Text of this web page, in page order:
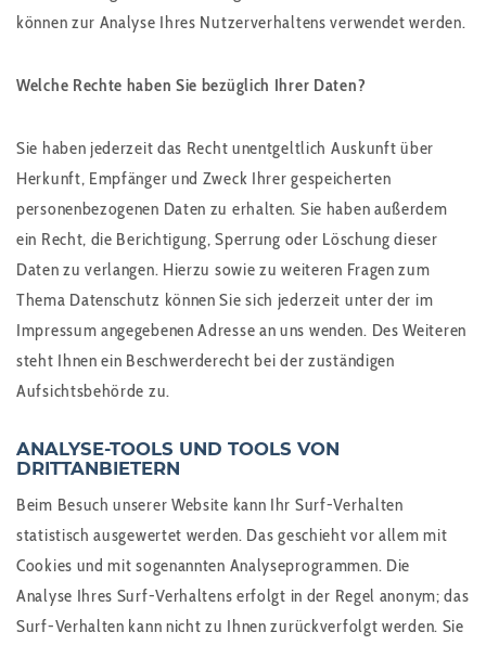
können zur Analyse Ihres Nutzerverhaltens verwendet werden.
Welche Rechte haben Sie bezüglich Ihrer Daten?
Sie haben jederzeit das Recht unentgeltlich Auskunft über
Herkunft, Empfänger und Zweck Ihrer gespeicherten
personenbezogenen Daten zu erhalten. Sie haben außerdem
ein Recht, die Berichtigung, Sperrung oder Löschung dieser
Daten zu verlangen. Hierzu sowie zu weiteren Fragen zum
Thema Datenschutz können Sie sich jederzeit unter der im
Impressum angegebenen Adresse an uns wenden. Des Weiteren
steht Ihnen ein Beschwerderecht bei der zuständigen
Aufsichtsbehörde zu.
ANALYSE-TOOLS UND TOOLS VON
DRITTANBIETERN
Beim Besuch unserer Website kann Ihr Surf-Verhalten
statistisch ausgewertet werden. Das geschieht vor allem mit
Cookies und mit sogenannten Analyseprogrammen. Die
Analyse Ihres Surf-Verhaltens erfolgt in der Regel anonym; das
Surf-Verhalten kann nicht zu Ihnen zurückverfolgt werden. Sie